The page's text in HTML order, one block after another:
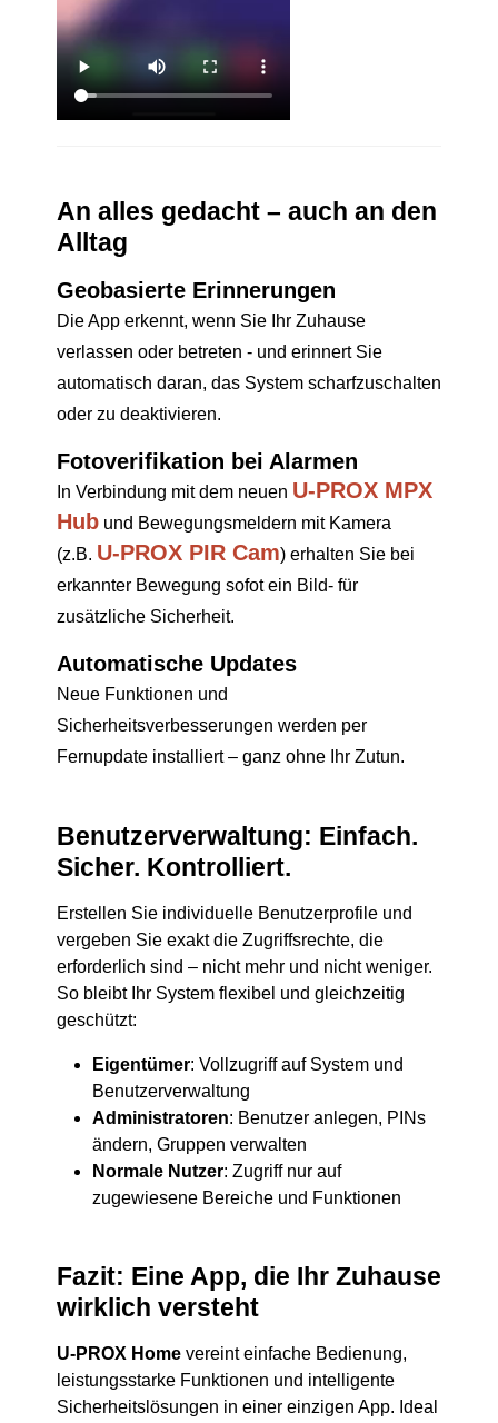
An alles gedacht – auch an den
Alltag
Geobasierte Erinnerungen
Die App erkennt, wenn Sie Ihr Zuhause
verlassen oder betreten - und erinnert Sie
automatisch daran, das System scharfzuschalten
oder zu deaktivieren.
Fotoverifikation bei Alarmen
In Verbindung mit dem neuen U-PROX MPX
Hub und Bewegungsmeldern mit Kamera
(z.B. U-PROX PIR Cam) erhalten Sie bei
erkannter Bewegung sofot ein Bild- für
zusätzliche Sicherheit.
Automatische Updates
Neue Funktionen und
Sicherheitsverbesserungen werden per
Fernupdate installiert – ganz ohne Ihr Zutun.
Benutzerverwaltung: Einfach.
Sicher. Kontrolliert.
Erstellen Sie individuelle Benutzerprofile und
vergeben Sie exakt die Zugriffsrechte, die
erforderlich sind – nicht mehr und nicht weniger.
So bleibt Ihr System flexibel und gleichzeitig
geschützt:
Eigentümer: Vollzugriff auf System und
Benutzerverwaltung
Administratoren: Benutzer anlegen, PINs
ändern, Gruppen verwalten
Normale Nutzer: Zugriff nur auf
zugewiesene Bereiche und Funktionen
Fazit: Eine App, die Ihr Zuhause
wirklich versteht
U-PROX Home vereint einfache Bedienung,
leistungsstarke Funktionen und intelligente
Sicherheitslösungen in einer einzigen App. Ideal